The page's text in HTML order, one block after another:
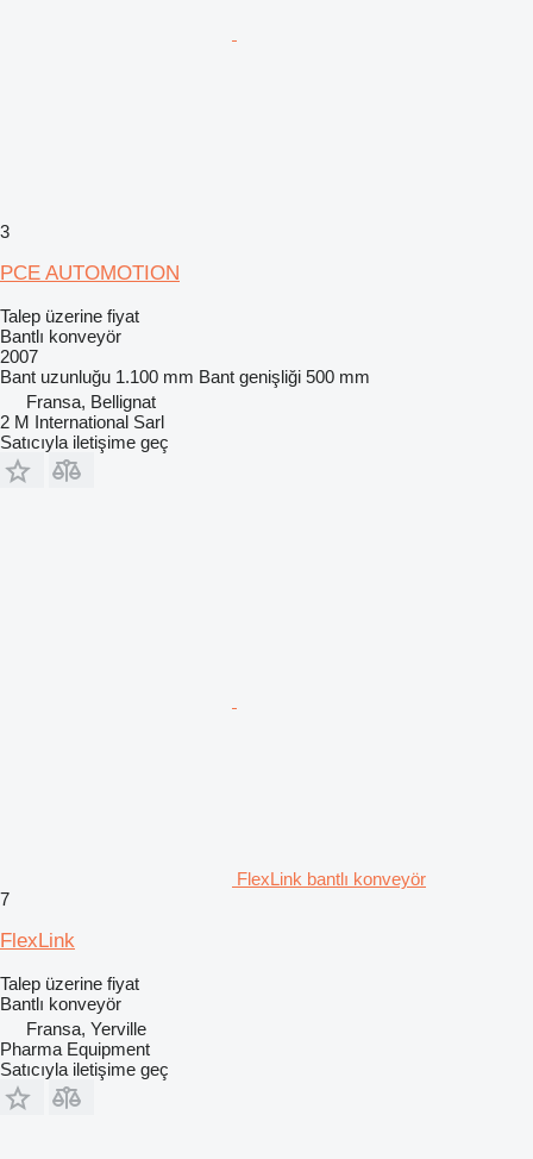
3
PCE AUTOMOTION
Talep üzerine fiyat
Bantlı konveyör
2007
Bant uzunluğu 1.100 mm Bant genişliği 500 mm
Fransa, Bellignat
2 M International Sarl
Satıcıyla iletişime geç
FlexLink bantlı konveyör
7
FlexLink
Talep üzerine fiyat
Bantlı konveyör
Fransa, Yerville
Pharma Equipment
Satıcıyla iletişime geç